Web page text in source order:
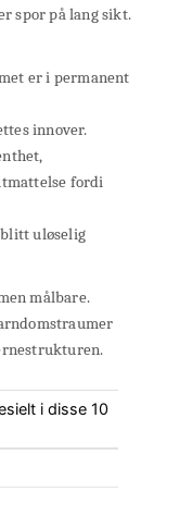
spor på lang sikt.
er i permanent
innover.
fordi
uløselig
målbare.
i disse 10